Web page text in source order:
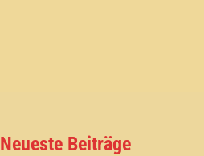
Neueste Beiträge